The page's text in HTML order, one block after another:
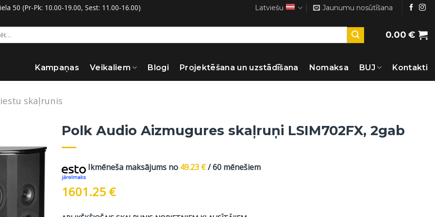
50 (Pr-Pk: 10.00-19.00, Sest: 11.00-16.00) Latviešu Jaunumu nosūtīšana
0.00€
Kampaņas Veikaliem Blogi Projektēšana un uzstādīšana Nomaksa BUJ Kontakti
skaļrunis
Polk Audio Aizmugures skaļruņi LSIM702FX, 2gab
Ikmēneša maksājums no 49.23 €/ 60 mēnešiem
1601.25 €